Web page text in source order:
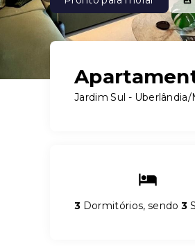
Jardim Sul - Uberlândia/
3 Dormitórios, sendo3